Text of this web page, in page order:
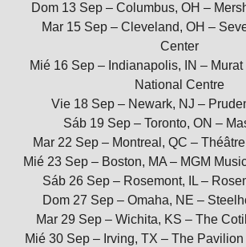
Dom 13 Sep – Columbus, OH –
Mar 15 Sep – Cleveland, OH –
Center
Mié 16 Sep – Indianapolis, IN – Murat
National Centre
Vie 18 Sep – Newark, NJ –
Sáb 19 Sep – Toronto, ON –
Mar 22 Sep – Montreal, QC –
Mié 23 Sep – Boston, MA – MGM
Sáb 26 Sep – Rosemont, IL –
Dom 27 Sep – Omaha, NE –
Mar 29 Sep – Wichita, KS – The
Mié 30 Sep – Irving, TX – The